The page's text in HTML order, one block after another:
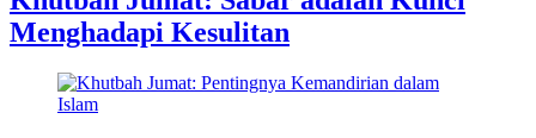
Menghadapi Kesulitan